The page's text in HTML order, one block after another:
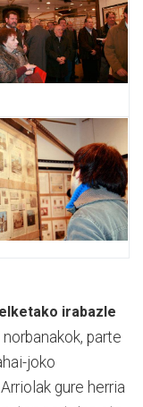
irabazle
norbanakok, parte
joko
gure herria